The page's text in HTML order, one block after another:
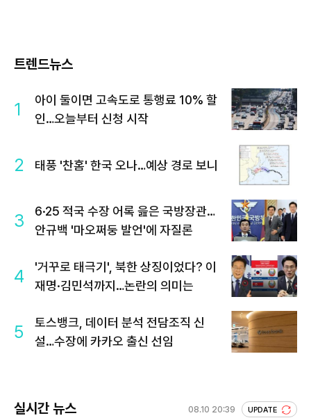
트렌드뉴스
1
아이 둘이면 고속도로 통행료 10% 할
인…오늘부터 신청 시작
2 태풍 '찬홈' 한국 오나…예상 경로 보니
3
6·25 적국 수장 어록 읊은 국방장관…
안규백 '마오쩌둥 발언'에 자질론
4
'거꾸로 태극기', 북한 상징이었다? 이
재명·김민석까지…논란의 의미는
5
토스뱅크, 데이터 분석 전담조직 신
설…수장에 카카오 출신 선임
실시간 뉴스 08.10 20:39 UPDATE